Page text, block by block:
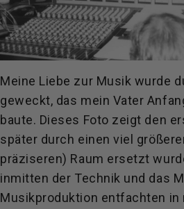
Meine Liebe zur Musik wurde
geweckt, das mein Vater
baute. Dieses Foto zeigt den
später durch einen viel
präziseren) Raum ersetzt
inmitten der Technik und das
Musikproduktion entfachten in